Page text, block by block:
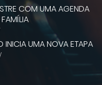
COM UMA AGENDA
INICIA UMA NOVA ETAPA